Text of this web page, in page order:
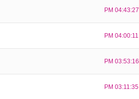
PM 04:43:27
PM 04:00:11
PM 03:53:16
PM 03:11:35